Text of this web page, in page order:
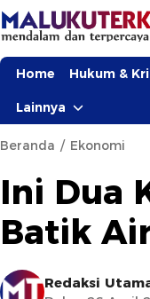
Home Hukum &
Lainnya
Beranda Ekonomi
Ini Dua
Batik
Redaksi